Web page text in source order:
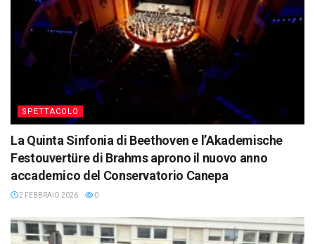
SPETTACOLO
La Quinta Sinfonia di Beethoven e l’Akademische
Festouvertüre di Brahms aprono il nuovo anno
accademico del Conservatorio Canepa
2 FEBBRAIO 2026 0